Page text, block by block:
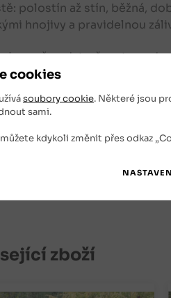
cookies
soubory cookie. Některé jsou
sami.
kdykoli změnit přes odkaz
polostín až stín, běžná,
hnojivy a pravidelnou
že odstraňovat
špatně jinak doplňuje.
udávaná -25°C,
scenérie, živé ploty,
celoroční kompozice asisjké
sazenice: Kontejnerované
zboží